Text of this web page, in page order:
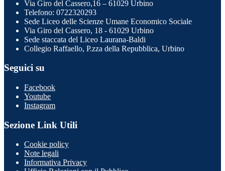
Via Giro del Cassero,16 – 61029 Urbino
Telefono: 0722320293
Sede Liceo delle Scienze Umane Economico Sociale
Via Giro del Cassero, 18 - 61029 Urbino
Sede staccata del Liceo Laurana-Baldi
Collegio Raffaello, P.zza della Repubblica, Urbino
Seguici su
Facebook
Youtube
Instagram
Sezione Link Utili
Cookie policy
Note legali
Informativa Privacy